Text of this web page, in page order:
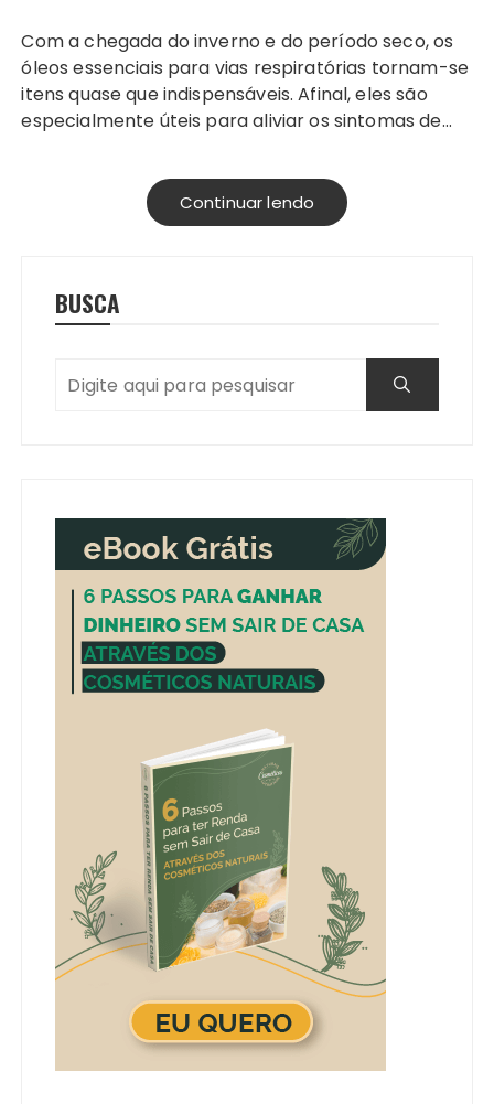
Com a chegada do inverno e do período seco, os
óleos essenciais para vias respiratórias tornam-se
itens quase que indispensáveis. Afinal, eles são
especialmente úteis para aliviar os sintomas de…
Continuar lendo
BUSCA